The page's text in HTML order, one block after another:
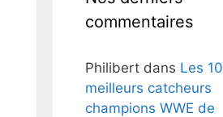
commentaires
Philibert dans Les 10
meilleurs catcheurs
champions WWE de